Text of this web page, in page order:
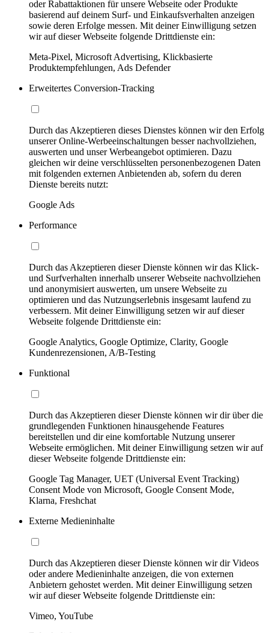
oder Rabattaktionen für unsere Webseite oder Produkte
basierend auf deinem Surf- und Einkaufsverhalten anzeigen
sowie deren Erfolge messen. Mit deiner Einwilligung setzen
wir auf dieser Webseite folgende Drittdienste ein:
Meta-Pixel, Microsoft Advertising, Klickbasierte
Produktempfehlungen, Ads Defender
Erweitertes Conversion-Tracking
Durch das Akzeptieren dieses Dienstes können wir den Erfolg
unserer Online-Werbeeinschaltungen besser nachvollziehen,
auswerten und unser Werbeangebot optimieren. Dazu
gleichen wir deine verschlüsselten personenbezogenen Daten
mit folgenden externen Anbietenden ab, sofern du deren
Dienste bereits nutzt:
Google Ads
Performance
Durch das Akzeptieren dieser Dienste können wir das Klick-
und Surfverhalten innerhalb unserer Webseite nachvollziehen
und anonymisiert auswerten, um unsere Webseite zu
optimieren und das Nutzungserlebnis insgesamt laufend zu
verbessern. Mit deiner Einwilligung setzen wir auf dieser
Webseite folgende Drittdienste ein:
Google Analytics, Google Optimize, Clarity, Google
Kundenrezensionen, A/B-Testing
Funktional
Durch das Akzeptieren dieser Dienste können wir dir über die
grundlegenden Funktionen hinausgehende Features
bereitstellen und dir eine komfortable Nutzung unserer
Webseite ermöglichen. Mit deiner Einwilligung setzen wir auf
dieser Webseite folgende Drittdienste ein:
Google Tag Manager, UET (Universal Event Tracking)
Consent Mode von Microsoft, Google Consent Mode,
Klarna, Freshchat
Externe Medieninhalte
Durch das Akzeptieren dieser Dienste können wir dir Videos
oder andere Medieninhalte anzeigen, die von externen
Anbietern gehostet werden. Mit deiner Einwilligung setzen
wir auf dieser Webseite folgende Drittdienste ein:
Vimeo, YouTube